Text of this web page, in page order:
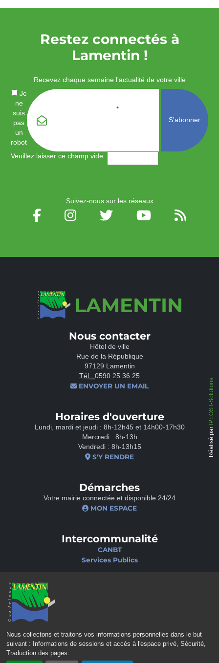
Nous collectons et traitons vos informations personnelles dans le but
suivant :
Informations de sessions et accès à l'espace privé, Sécurité,
Traduction des pages
LAMENTIN
Nous contacter
Hôtel de ville
Rue de la République
97129 Lamentin
Tél.: 0590 25 36 25
ENVOYER UN EMAIL
Horaires d'ouverture
Lundi, mardi et jeudi : 8h-12h45 et 14h00-17h30
Mercredi : 8h-13h
Vendredi : 8h-13h15
S'Y RENDRE
Démarches
Votre mairie connectée et disponible 24/24
MON ESPACE
Intercommunalité
CANBT
Services Publics
Ciné-Théâtre
Restez connectés à
Lamentin !
Recevez chaque semaine l'actualité de votre ville
Je
ne
suis
pas
un
robot
*
Veuillez laisser ce champ vide :
Suivez-nous sur les réseaux
Réalisé par
IPEOS I-Solutions